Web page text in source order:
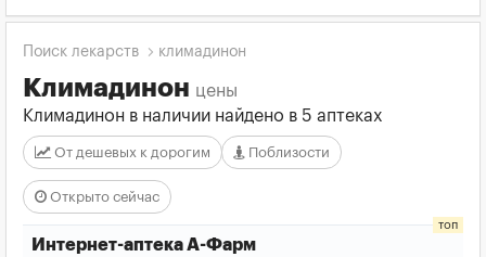
Поиск лекарств климадинон
Климадинон цены
Климадинон в наличии найдено в 5 аптеках
От дешевых к дорогим Поблизости
Открыто сейчас
Интернет-аптека А-Фарм